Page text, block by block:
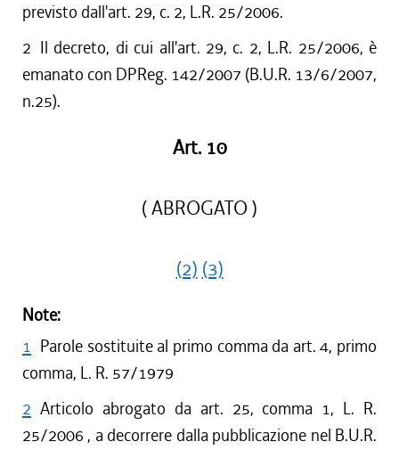
previsto dall'art. 29, c. 2, L.R. 25/2006.
2 Il decreto, di cui all'art. 29, c. 2, L.R. 25/2006, è
emanato con DPReg. 142/2007 (B.U.R. 13/6/2007,
n.25).
Art. 10
( ABROGATO )
(2) (3)
Note:
1 Parole sostituite al primo comma da art. 4, primo
comma, L. R. 57/1979
2 Articolo abrogato da art. 25, comma 1, L. R.
25/2006 , a decorrere dalla pubblicazione nel B.U.R.